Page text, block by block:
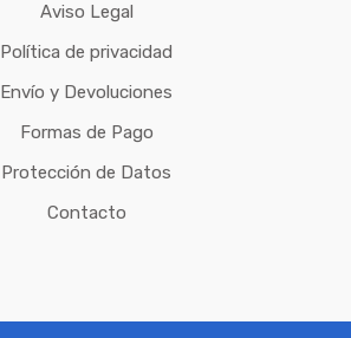
Aviso Legal
Política de privacidad
Envío y Devoluciones
Formas de Pago
Protección de Datos
Contacto